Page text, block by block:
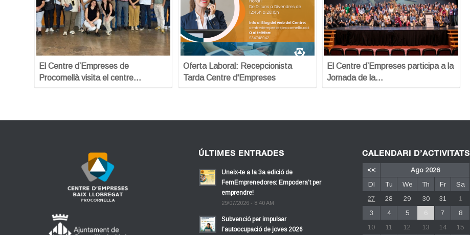
El Centre d’Empreses de
Procornellà visita el centre…
Oferta Laboral: Recepcionista
Tarda Centre d'Empreses
El Centre d’Empreses participa a la
Jornada de la…
ÚLTIMES ENTRADES
Uneix-te a la 3a edició de
FemEmprenedores: Empodera’t per
emprendre!
29/07/2026 - 8:40 AM
Subvenció per impulsar
l’autoocupació de joves 2026
CALENDARI D’ACTIVITATS
<< Ago 2026
Dl
Tu We Th Fr Sa
27
28 29 30 31 1
3
4 5 6 7 8
10
11 12 13 14 15